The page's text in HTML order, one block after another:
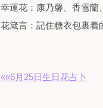
幸運花：康乃馨、香雪蘭
花箴言：記住糖衣包裹着
««6月25日生日花占卜